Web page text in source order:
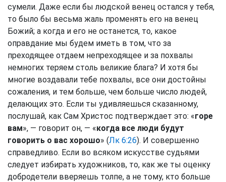
сумели. Даже если бы людской венец остался у тебя,
то было бы весьма жаль променять его на венец
Божий; а когда и его не останется, то, какое
оправдание мы будем иметь в том, что за
преходящее отдаем непреходящее и за похвалы
немногих теряем столь великие блага? И хотя бы
многие воздавали тебе похвалы, все они достойны
сожаления, и тем больше, чем больше число людей,
делающих это. Если ты удивляешься сказанному,
послушай, как Сам Христос подтверждает это: «горе
вам», — говорит он, — «когда все люди будут
говорить о вас хорошо» (Лк 6:26). И совершенно
справедливо. Если во всяком искусстве судьями
следует избирать художников, то, как же ты оценку
добродетели вверяешь толпе, а не тому, кто больше